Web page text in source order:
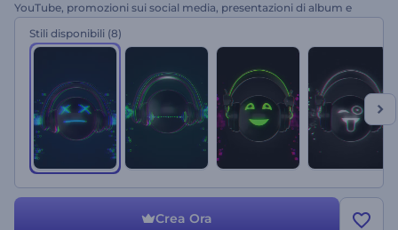
YouTube, promozioni sui social media, presentazioni di album e
traccia! Prova subito questo nuovissimo template!
Stili disponibili (8)
Crea Ora